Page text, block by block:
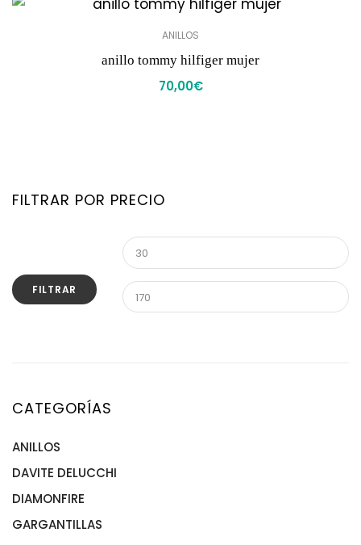
ANILLOS
anillo tommy hilfiger mujer
70,00€
FILTRAR POR PRECIO
FILTRAR
CATEGORÍAS
ANILLOS
ANILLOS ACERO
ANILLOS DE ORO
ANILLOS PLATA
DAVITE DELUCCHI
DIAMONFIRE
GARGANTILLAS